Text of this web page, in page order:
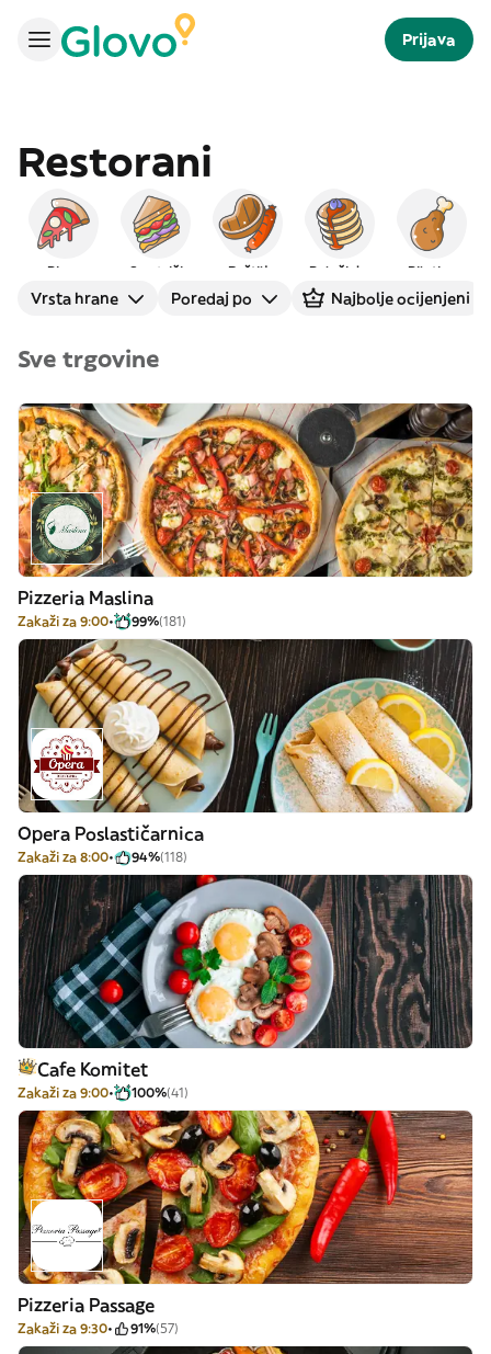
Prijava
Restorani
Pizza Sendviči Roštilj Palačinke Piletina
Vrsta hrane Poredaj po Najbolje ocijenjeni
Sve trgovine
Pizzeria Maslina
Zakaži za 9:00 99%(181)
Opera Poslastičarnica
Zakaži za 8:00 94%(118)
Cafe Komitet
Zakaži za 9:00 100%(41)
Pizzeria Passage
Zakaži za 9:30 91%(57)